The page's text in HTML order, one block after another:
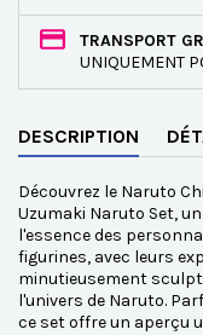
TRANSPORT
UNIQUEMENT
DESCRIPTION
Découvrez le Naruto
Uzumaki Naruto Set,
l'essence des
figurines, avec leurs
minutieusement
l'univers de Naruto.
ce set offre un aperçu